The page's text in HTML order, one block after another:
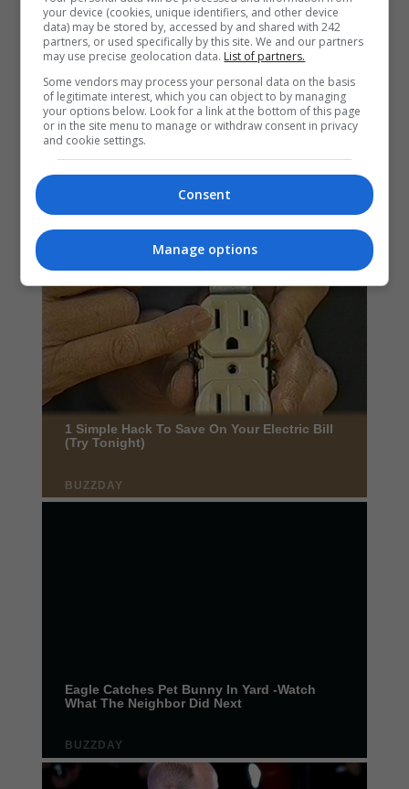
your device (cookies, unique identifiers, and other device
data) may be stored by, accessed by and shared with 242
partners, or used specifically by this site. We and our partners
may use precise geolocation data. List of partners.
Some vendors may process your personal data on the basis
of legitimate interest, which you can object to by managing
your options below. Look for a link at the bottom of this page
or in the site menu to manage or withdraw consent in privacy
and cookie settings.
Consent
Manage options